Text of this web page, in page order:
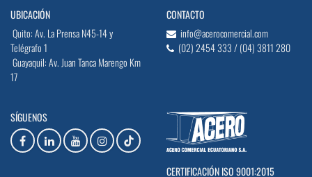
UBICACIÓN
Quito: Av. La Prensa N45-14 y
Telégrafo 1
Guayaquil: Av. Juan Tanca Marengo Km
17
CONTACTO
info@acerocomercial.com
(02) 2454 333 / (04) 3811 280
SÍGUENOS
CERTIFICACIÓN ISO 9001:2015